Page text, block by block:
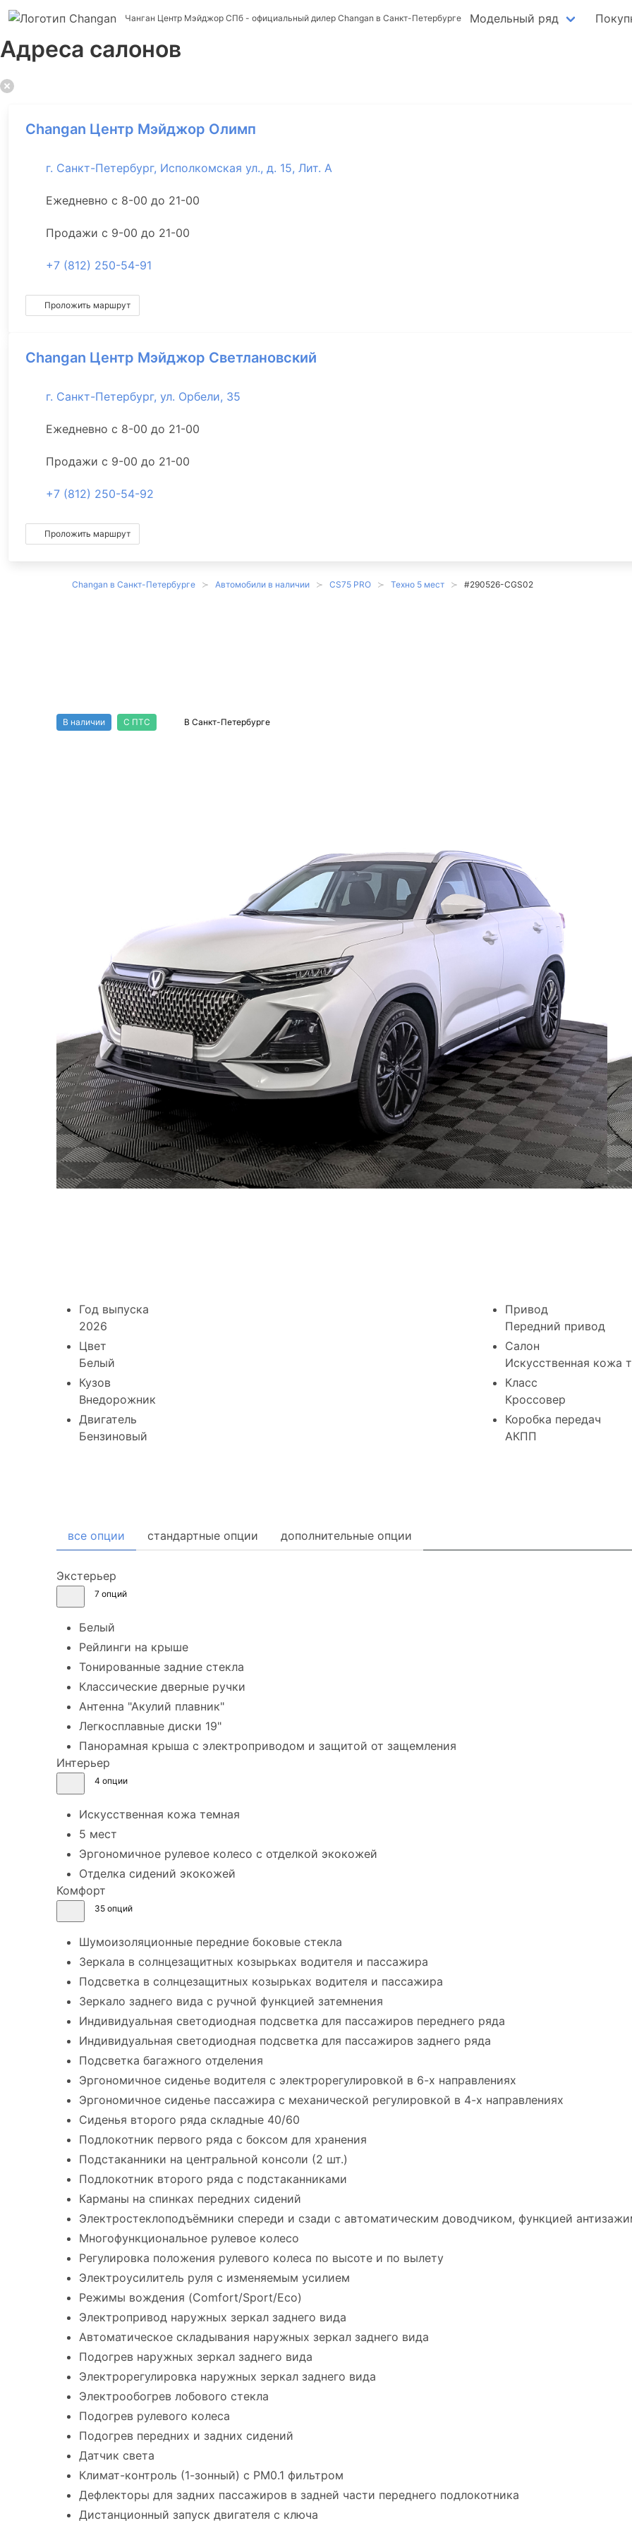
Чанган Центр Мэйджор СПб - официальный дилер Changan в Санкт-Петербурге Модельный ряд
Адреса салонов
Changan Центр Мэйджор Олимп
г. Санкт-Петербург, Исполкомская ул., д. 15, Лит. А
Ежедневно с 8-00 до 21-00
Продажи с 9-00 до 21-00
+7 (812) 250-54-91
Проложить маршрут
Changan Центр Мэйджор Светлановский
г. Санкт-Петербург, ул. Орбели, 35
Ежедневно с 8-00 до 21-00
Продажи с 9-00 до 21-00
+7 (812) 250-54-92
Проложить маршрут
Changan в Санкт-Петербурге Автомобили в наличии CS75 PRO Техно 5 мест #290526-CGS02
В наличии С ПТС В Санкт-Петербурге
Год выпуска
2026
Цвет
Белый
Кузов
Внедорожник
Двигатель
Бензиновый
Привод
Передний привод
Салон
Искусственная кожа
Класс
Кроссовер
Коробка передач
АКПП
все опции стандартные опции дополнительные опции
Экстерьер
7 опций
Белый
Рейлинги на крыше
Тонированные задние стекла
Классические дверные ручки
Антенна "Акулий плавник"
Легкосплавные диски 19"
Панорамная крыша с электроприводом и защитой от защемления
Интерьер
4 опции
Искусственная кожа темная
5 мест
Эргономичное рулевое колесо с отделкой экокожей
Отделка сидений экокожей
Комфорт
35 опций
Шумоизоляционные передние боковые стекла
Зеркала в солнцезащитных козырьках водителя и пассажира
Подсветка в солнцезащитных козырьках водителя и пассажира
Зеркало заднего вида с ручной функцией затемнения
Индивидуальная светодиодная подсветка для пассажиров переднего ряда
Индивидуальная светодиодная подсветка для пассажиров заднего ряда
Подсветка багажного отделения
Эргономичное сиденье водителя с электрорегулировкой в 6-х направлениях
Эргономичное сиденье пассажира с механической регулировкой в 4-х направлениях
Сиденья второго ряда складные 40/60
Подлокотник первого ряда с боксом для хранения
Подстаканники на центральной консоли (2 шт.)
Подлокотник второго ряда с подстаканниками
Карманы на спинках передних сидений
Электростеклоподъёмники спереди и сзади с автоматическим доводчиком, функцией
Многофункциональное рулевое колесо
Регулировка положения рулевого колеса по высоте и по вылету
Электроусилитель руля с изменяемым усилием
Режимы вождения (Comfort/Sport/Eco)
Электропривод наружных зеркал заднего вида
Автоматическое складывания наружных зеркал заднего вида
Подогрев наружных зеркал заднего вида
Электрорегулировка наружных зеркал заднего вида
Электрообогрев лобового стекла
Подогрев рулевого колеса
Подогрев передних и задних сидений
Датчик света
Климат-контроль (1-зонный) с PM0.1 фильтром
Дефлекторы для задних пассажиров в задней части переднего подлокотника
Дистанционный запуск двигателя с ключа